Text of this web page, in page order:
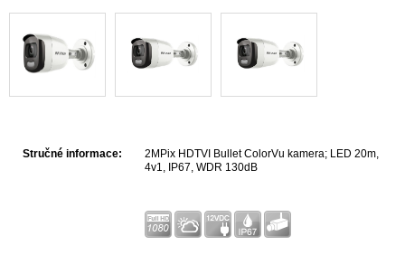
Stručné informace:
2MPix HDTVI Bullet ColorVu kamera; LED 20m,
4v1, IP67, WDR 130dB